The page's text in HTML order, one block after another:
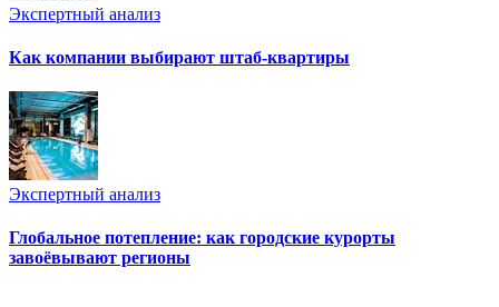
Экспертный анализ
Как компании выбирают штаб-квартиры
Экспертный анализ
Глобальное потепление: как городские курорты
завоёвывают регионы